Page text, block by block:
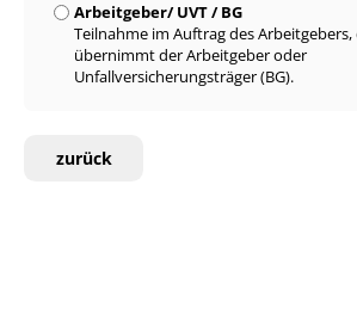
Arbeitgeber/ UVT / BG
Teilnahme im Auftrag des Arbeitgebers,
übernimmt der Arbeitgeber oder
Unfallversicherungsträger (BG).
zurück